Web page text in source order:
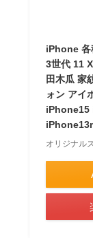
iPhone 各
3世代 11
田木瓜 家
ォン アイ
iPhone15
オリジナル